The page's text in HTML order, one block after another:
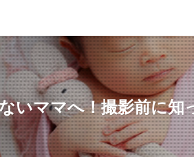
いママへ！撮影前に知